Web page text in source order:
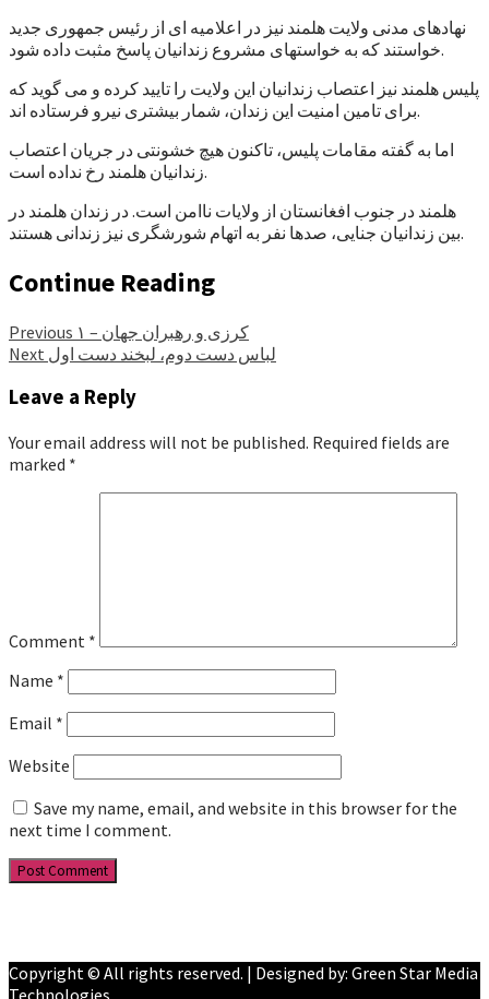
نهادهای مدنی ولایت هلمند نیز در اعلامیه ای از رئیس جمهوری جدید
خواستند که به خواستهای مشروع زندانیان پاسخ مثبت داده شود.
پلیس هلمند نیز اعتصاب زندانیان این ولایت را تایید کرده و می گوید که
برای تامین امنیت این زندان، شمار بیشتری نیرو فرستاده اند.
اما به گفته مقامات پلیس، تاکنون هیچ خشونتی در جریان اعتصاب
زندانیان هلمند رخ نداده است.
هلمند در جنوب افغانستان از ولایات ناامن است. در زندان هلمند در
بین زندانیان جنایی، صدها نفر به اتهام شورشگری نیز زندانی هستند.
Continue Reading
Previous
کرزی و رهبران جهان – ۱
Next لباس دست دوم، لبخند دست اول
Leave a Reply
Your email address will not be published. Required fields are
marked *
Comment *
Name *
Email *
Website
Save my name, email, and website in this browser for the
next time I comment.
Copyright © All rights reserved. | Designed by: Green Star Media